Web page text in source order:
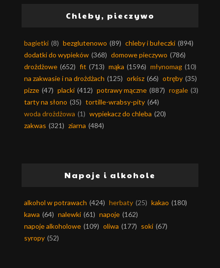
Chleby, pieczywo
bagietki (8) bezglutenowo (89) chleby i bułeczki (894)
dodatki do wypieków (368) domowe pieczywo (786)
drożdżowe (652) fit (713) mąka (1596) młynomag (10)
na zakwasie i na drożdżach (125) orkisz (66) otręby (35)
pizze (47) placki (412) potrawy mączne (887) rogale (3)
tarty na słono (35) tortille-wrabsy-pity (64)
woda drożdżowa (1) wypiekacz do chleba (20)
zakwas (321) ziarna (484)
Napoje i alkohole
alkohol w potrawach (424) herbaty (25) kakao (180)
kawa (64) nalewki (61) napoje (162)
napoje alkoholowe (109) oliwa (177) soki (67)
syropy (52)